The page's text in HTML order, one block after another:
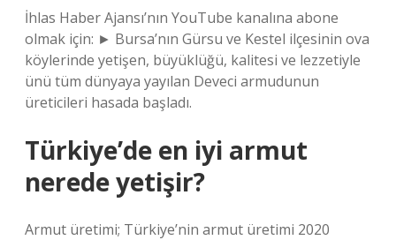
İhlas Haber Ajansı’nın YouTube kanalına abone
olmak için: ► Bursa’nın Gürsu ve Kestel ilçesinin ova
köylerinde yetişen, büyüklüğü, kalitesi ve lezzetiyle
ünü tüm dünyaya yayılan Deveci armudunun
üreticileri hasada başladı.
Türkiye’de en iyi armut
nerede yetişir?
Armut üretimi; Türkiye’nin armut üretimi 2020